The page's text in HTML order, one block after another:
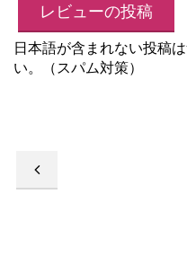
日本語が含まれない投稿
い。（スパム対策）